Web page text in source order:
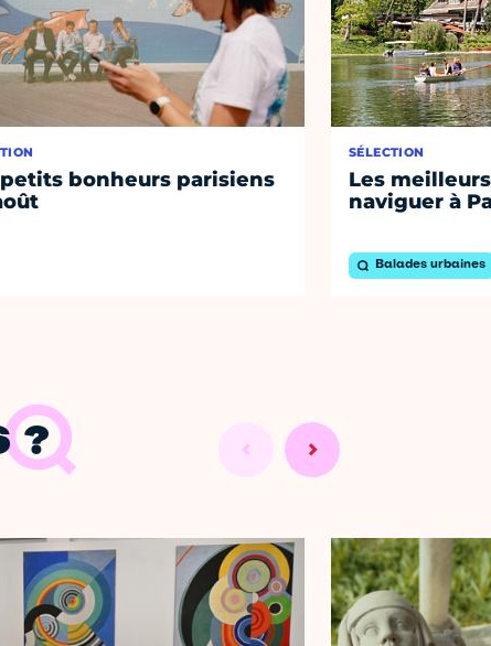
petits bonheurs parisiens
SÉLECTION
Les
naviguer à
Balades urbaines
?